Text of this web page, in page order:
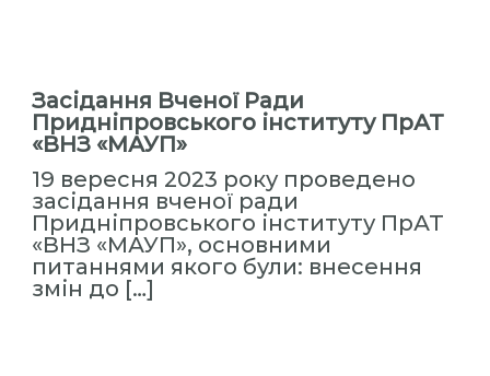
Засідання Вченої Ради
Придніпровського інституту ПрАТ
«ВНЗ «МАУП»
19 вересня 2023 року проведено
засідання вченої ради
Придніпровського інституту ПрАТ
«ВНЗ «МАУП», основними
питаннями якого були: внесення
змін до […]